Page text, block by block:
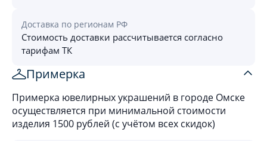
Доставка по регионам РФ
Стоимость доставки рассчитывается согласно
тарифам ТК
Примерка
Примерка ювелирных украшений в городе Омске
осуществляется при минимальной стоимости
изделия 1500 рублей (с учётом всех скидок)